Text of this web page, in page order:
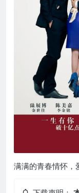
满满的青春情怀，